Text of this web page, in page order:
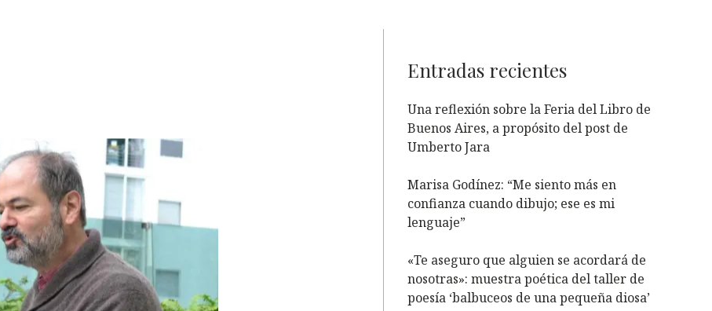
ÍA Entradas recientes
Una reflexión sobre la Feria del Libro de
Buenos Aires, a propósito del post de
Umberto Jara
Marisa Godínez: “Me siento más en
confianza cuando dibujo; ese es mi
lenguaje”
«Te aseguro que alguien se acordará de
nosotras»: muestra poética del taller de
poesía ‘balbuceos de una pequeña diosa’